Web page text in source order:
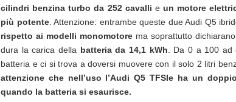
cilindri benzina turbo da 252 cavalli eun motore
più potente. Attenzione: entrambe queste due Audi Q5
rispetto ai modelli monomotore ma soprattutto dichiarano
dura la carica della batteria da 14,1 kWh . Da 0 a 100
batteria e ci si trova a doversi muovere con il solo 2 litri
attenzione che nell’uso l’Audi Q5 TFSIe ha un
quando la batteria si esaurisce.